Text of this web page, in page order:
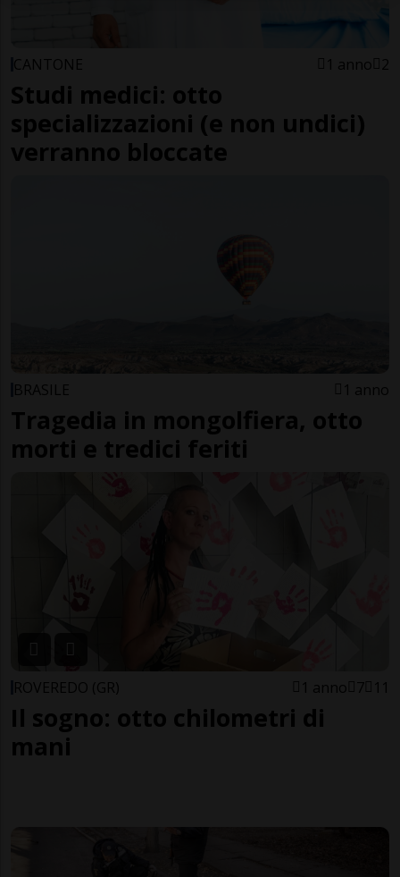
CANTONE 1 anno 2
Studi medici: otto
specializzazioni (e non undici)
verranno bloccate
BRASILE 1 anno
Tragedia in mongolfiera, otto
morti e tredici feriti
ROVEREDO (GR) 1 anno 7 11
Il sogno: otto chilometri di
mani